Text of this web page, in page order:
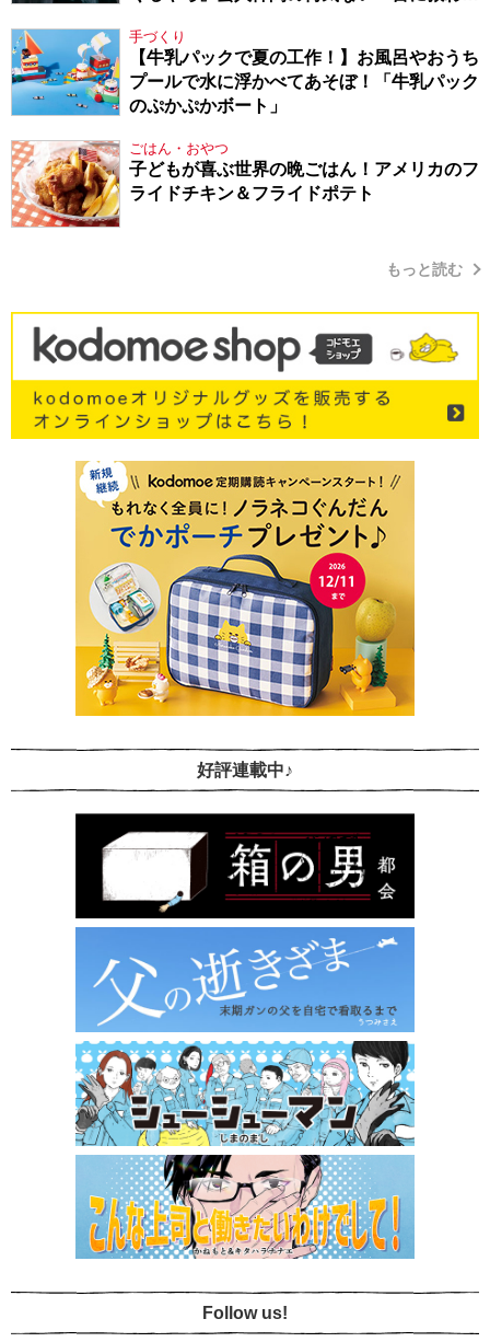
手づくり
【牛乳パックで夏の工作！】お風呂やおうち
プールで水に浮かべてあそぼ！「牛乳パック
のぷかぷかボート」
ごはん・おやつ
子どもが喜ぶ世界の晩ごはん！アメリカのフ
ライドチキン＆フライドポテト
もっと読む
好評連載中♪
Follow us!